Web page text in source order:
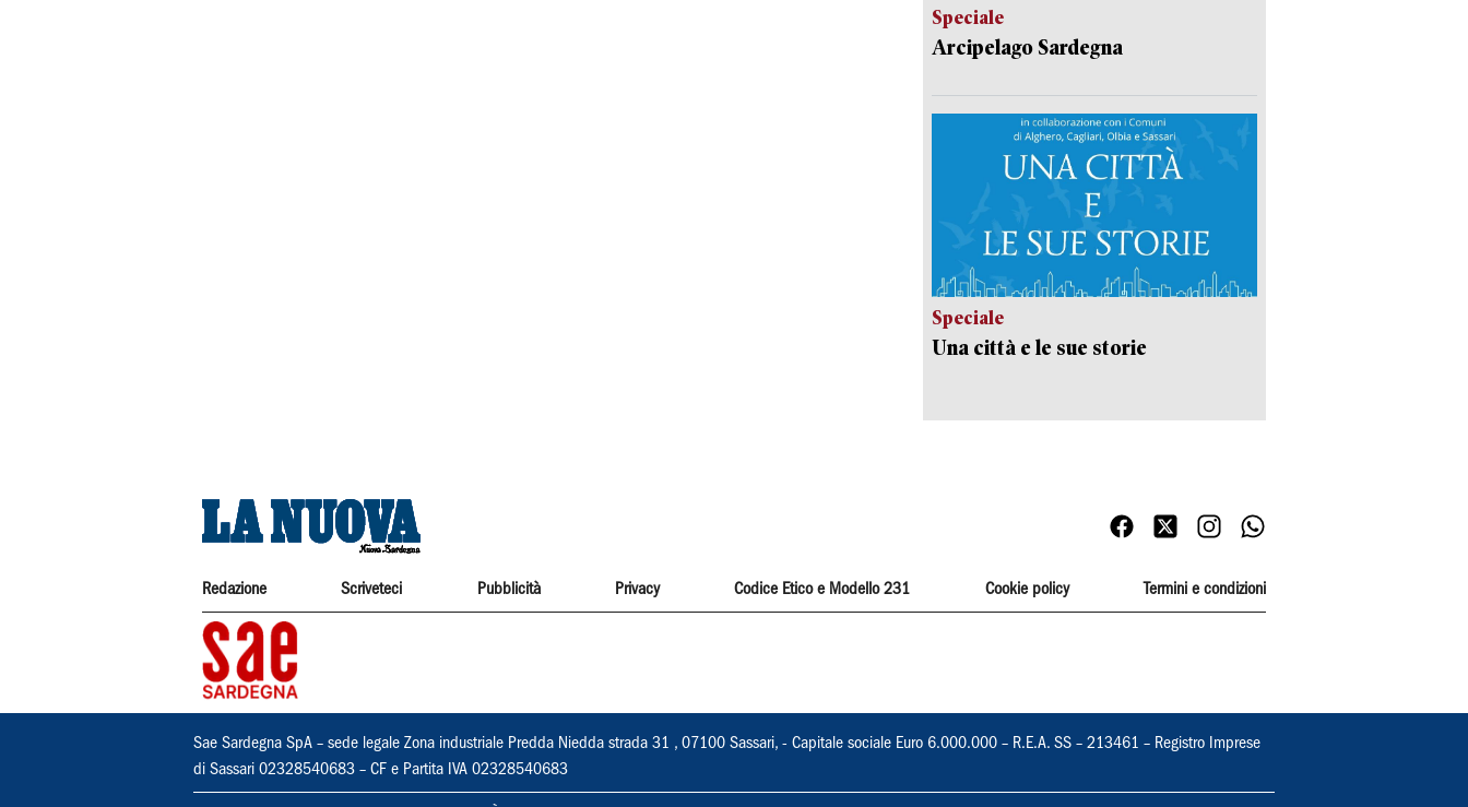
Speciale
Arcipelago Sardegna
Speciale
Una città e le sue storie
Redazione Scriveteci Pubblicità Privacy Codice Etico e Modello 231 Cookie policy Termini e condizioni
Sae Sardegna SpA – sede legale Zona industriale Predda Niedda strada 31 , 07100 Sassari, - Capitale sociale Euro 6.000.000 – R.E.A. SS – 213461 – Registro Imprese
di Sassari 02328540683 – CF e Partita IVA 02328540683